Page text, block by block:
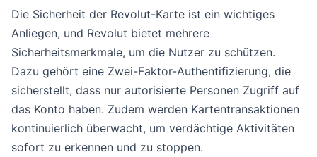
Die Sicherheit der Revolut-Karte ist ein wichtiges
Anliegen, und Revolut bietet mehrere
Sicherheitsmerkmale, um die Nutzer zu schützen.
Dazu gehört eine Zwei-Faktor-Authentifizierung, die
sicherstellt, dass nur autorisierte Personen Zugriff auf
das Konto haben. Zudem werden Kartentransaktionen
kontinuierlich überwacht, um verdächtige Aktivitäten
sofort zu erkennen und zu stoppen.